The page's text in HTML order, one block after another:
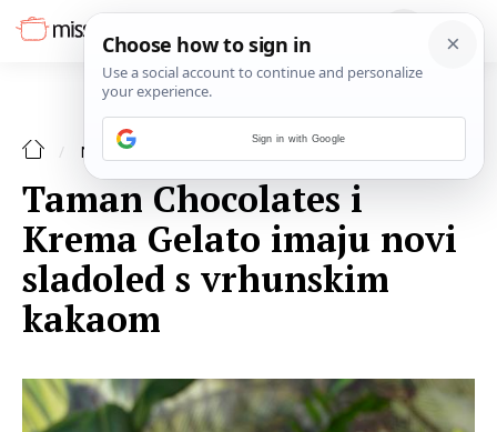
NAJAVE
Taman Chocolates i
Krema Gelato imaju novi
sladoled s vrhunskim
kakaom
Sign in with Google